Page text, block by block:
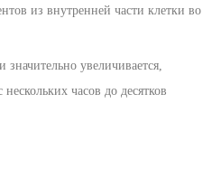
из внутренней части клетки во
увеличивается,
часов до десятков